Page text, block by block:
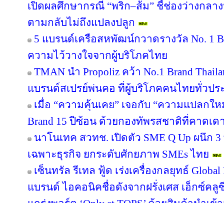
เปิดผลศึกษากรณี “พริก–ส้ม” ชี้ช่องว่างกลา
ตามกลับไม่ถึงแปลงปลูก
5 แบรนด์เครือสหพัฒน์กวาดรางวัล No. 1
ความไว้วางใจจากผู้บริโภคไทย
TMAN นำ Propoliz คว้า No.1 Brand
แบรนด์สเปรย์พ่นคอ ที่ผู้บริโภคคนไทยทั่วปร
เมื่อ “ความคุ้นเคย” เจอกับ “ความแปลกใ
Brand 15 ปีซ้อน ด้วยกองทัพรสชาติที่คาดเด
นาโนเทค สวทช. เปิดตัว SME Q Up ผนึก
เฉพาะธุรกิจ ยกระดับศักยภาพ SMEs ไทย
เซ็นทรัล รีเทล ฟู้ด เร่งเครื่องกลยุทธ์ Global
แบรนด์ ไอคอนิคชื่อดังจากฝรั่งเศส เอ็กซ์ค